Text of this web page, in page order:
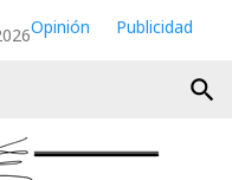
Opinión
Publicidad
search